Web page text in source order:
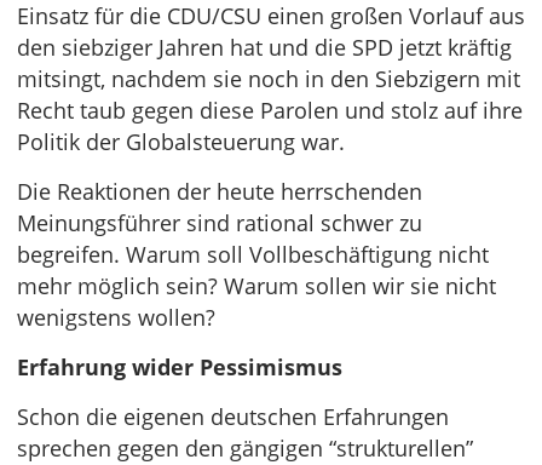
Einsatz für die CDU/CSU einen großen Vorlauf aus
den siebziger Jahren hat und die SPD jetzt kräftig
mitsingt, nachdem sie noch in den Siebzigern mit
Recht taub gegen diese Parolen und stolz auf ihre
Politik der Globalsteuerung war.
Die Reaktionen der heute herrschenden
Meinungsführer sind rational schwer zu
begreifen. Warum soll Vollbeschäftigung nicht
mehr möglich sein? Warum sollen wir sie nicht
wenigstens wollen?
Erfahrung wider Pessimismus
Schon die eigenen deutschen Erfahrungen
sprechen gegen den gängigen “strukturellen”